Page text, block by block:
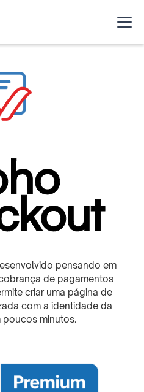
pensando em
de pagamentos
criar uma página de
com a identidade da
poucos minutos.